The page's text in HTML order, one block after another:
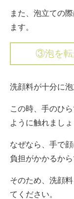
また、泡立ての
ます。
③泡を転
洗顔料が十分に
この時、手のひ
ように触れましょ
なぜなら、手で
負担がかかるから
そのため、洗顔
てください。